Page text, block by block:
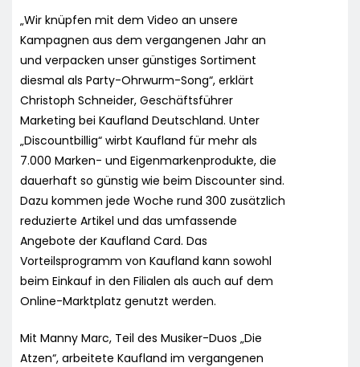
„Wir knüpfen mit dem Video an unsere
Kampagnen aus dem vergangenen Jahr an
und verpacken unser günstiges Sortiment
diesmal als Party-Ohrwurm-Song“, erklärt
Christoph Schneider, Geschäftsführer
Marketing bei Kaufland Deutschland. Unter
„Discountbillig“ wirbt Kaufland für mehr als
7.000 Marken- und Eigenmarkenprodukte, die
dauerhaft so günstig wie beim Discounter sind.
Dazu kommen jede Woche rund 300 zusätzlich
reduzierte Artikel und das umfassende
Angebote der Kaufland Card. Das
Vorteilsprogramm von Kaufland kann sowohl
beim Einkauf in den Filialen als auch auf dem
Online-Marktplatz genutzt werden.
Mit Manny Marc, Teil des Musiker-Duos „Die
Atzen“, arbeitete Kaufland im vergangenen